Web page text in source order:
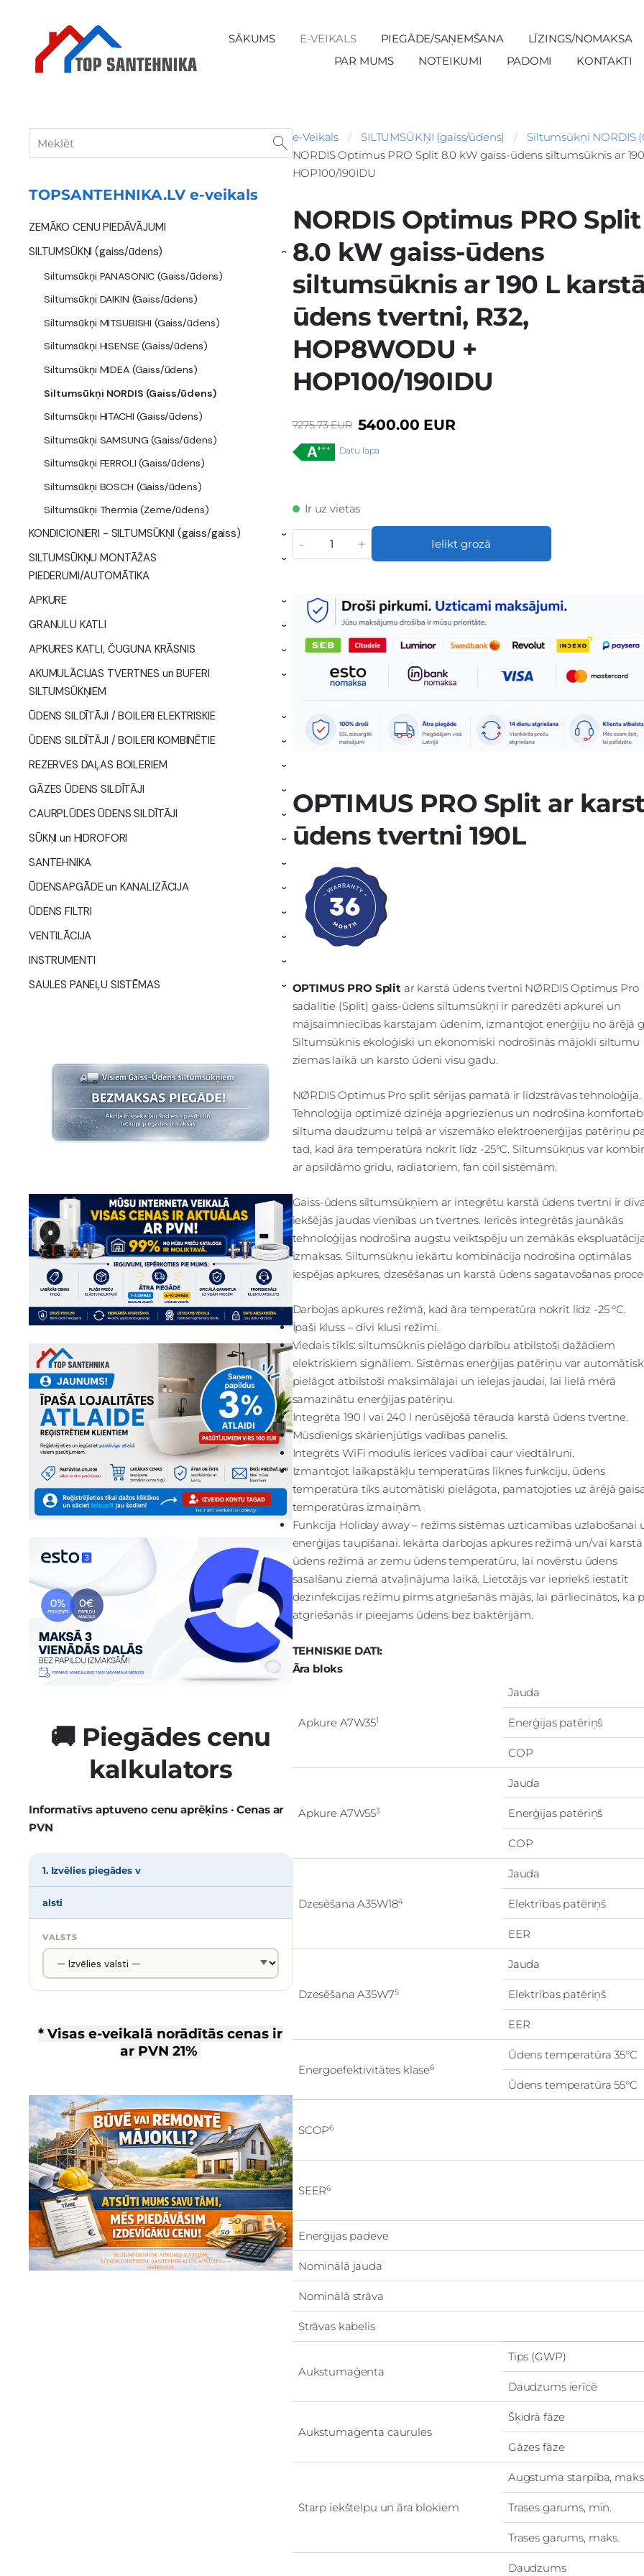
SĀKUMS E-VEIKALS PIEGĀDE/SAŅEMŠANA
LĪZINGS/NOMAKSA
PAR MUMS
NOTEIKUMI PADOMI KONTAKTI
TOPSANTEHNIKA.LV e-veikals
ZEMĀKO CENU PIEDĀVĀJUMI
SILTUMSŪKŅI (gaiss/ūdens)
Siltumsūkņi PANASONIC (Gaiss/ūdens)
Siltumsūkņi DAIKIN (Gaiss/ūdens)
Siltumsūkņi MITSUBISHI (Gaiss/ūdens)
Siltumsūkņi HISENSE (Gaiss/ūdens)
Siltumsūkņi MIDEA (Gaiss/ūdens)
Siltumsūkņi NORDIS (Gaiss/ūdens)
Siltumsūkņi HITACHI (Gaiss/ūdens)
Siltumsūkņi SAMSUNG (Gaiss/ūdens)
Siltumsūkņi FERROLI (Gaiss/ūdens)
Siltumsūkņi BOSCH (Gaiss/ūdens)
Siltumsūkņi Thermia (Zeme/ūdens)
›
KONDICIONIERI - SILTUMSŪKŅI (gaiss/gaiss) ›
SILTUMSŪKŅU MONTĀŽAS
PIEDERUMI/AUTOMĀTIKA
›
APKURE ›
GRANULU KATLI ›
APKURES KATLI, ČUGUNA KRĀSNIS ›
AKUMULĀCIJAS TVERTNES un BUFERI
SILTUMSŪKŅIEM
›
ŪDENS SILDĪTĀJI / BOILERI ELEKTRISKIE ›
ŪDENS SILDĪTĀJI / BOILERI KOMBINĒTIE ›
REZERVES DAĻAS BOILERIEM ›
GĀZES ŪDENS SILDĪTĀJI ›
CAURPLŪDES ŪDENS SILDĪTĀJI ›
SŪKŅI un HIDROFORI ›
SANTEHNIKA ›
ŪDENSAPGĀDE un KANALIZĀCIJA ›
ŪDENS FILTRI ›
VENTILĀCIJA ›
INSTRUMENTI ›
SAULES PANEĻU SISTĒMAS ›
🚚 Piegādes cenu
kalkulators
Informatīvs aptuveno cenu aprēķins · Cenas ar
PVN
1. Izvēlies piegādes v
alsti
VALSTS
* Visas e-veikalā norādītās cenas ir
ar PVN 21%
e-Veikals SILTUMSŪKŅI (gaiss/ūdens)
Siltumsūkņi NORDIS
NORDIS Optimus PRO Split 8.0 kW gaiss-ūdens siltumsūknis ar
HOP100/190IDU
NORDIS Optimus PRO Split
8.0 kW gaiss-ūdens
siltumsūknis ar 190 L
ūdens tvertni, R32,
HOP8WODU +
HOP100/190IDU
7275.73 EUR 5400.00 EUR
Datu lapa
Ir uz vietas
- + Ielikt grozā
OPTIMUS PRO Split ar
ūdens tvertni 190L
OPTIMUS PRO Split ar karstā ūdens tvertni NØRDIS Optimus Pro
sadalītie (Split) gaiss-ūdens siltumsūkņi ir paredzēti apkurei un
mājsaimniecības karstajam ūdenim, izmantojot enerģiju no ārējā
Siltumsūknis ekoloģiski un ekonomiski nodrošinās mājokli siltumu
ziemas laikā un karsto ūdeni visu gadu.
NØRDIS Optimus Pro split sērijas pamatā ir līdzstrāvas tehnoloģija.
Tehnoloģija optimizē dzinēja apgriezienus un nodrošina
siltuma daudzumu telpā ar viszemāko elektroenerģijas patēriņu
tad, kad āra temperatūra nokrīt līdz -25°C. Siltumsūkņus var
ar apsildāmo grīdu, radiatoriem, fan coil sistēmām.
Gaiss-ūdens siltumsūkņiem ar integrētu karstā ūdens tvertni ir
iekšējās jaudas vienības un tvertnes. Ierīcēs integrētās jaunākās
tehnoloģijas nodrošina augstu veiktspēju un zemākās
izmaksas. Siltumsūkņu iekārtu kombinācija nodrošina optimālas
iespējas apkures, dzesēšanas un karstā ūdens sagatavošanas
Darbojas apkures režīmā, kad āra temperatūra nokrīt līdz -25 °C.
Īpaši kluss – divi klusi režīmi.
Viedais tīkls: siltumsūknis pielāgo darbību atbilstoši dažādiem
elektriskiem signāliem. Sistēmas enerģijas patēriņu var
pielāgot atbilstoši maksimālajai un ielejas jaudai, lai lielā mērā
samazinātu enerģijas patēriņu.
Integrēta 190 l vai 240 l nerūsējošā tērauda karstā ūdens tvertne.
Mūsdienīgs skārienjūtīgs vadības panelis.
Integrēts WiFi modulis ierīces vadībai caur viedtālruni.
Izmantojot laikapstākļu temperatūras līknes funkciju, ūdens
temperatūra tiks automātiski pielāgota, pamatojoties uz ārējā
temperatūras izmaiņām.
Funkcija Holiday away – režīms sistēmas uzticamības uzlabošanai
enerģijas taupīšanai. Iekārta darbojas apkures režīmā un/vai karstā
ūdens režīmā ar zemu ūdens temperatūru, lai novērstu ūdens
sasalšanu ziemā atvaļinājuma laikā. Lietotājs var iepriekš iestatīt
dezinfekcijas režīmu pirms atgriešanās mājās, lai pārliecinātos, ka
atgriešanās ir pieejams ūdens bez baktērijām.
TEHNISKIE DATI:
Āra bloks
Apkure A7W351
Jauda
Enerģijas patēriņš
COP
Apkure A7W553
Jauda
Enerģijas patēriņš
COP
Dzesēšana A35W184
Jauda
Elektrības patēriņš
EER
Dzesēšana A35W75
Jauda
Elektrības patēriņš
EER
Energoefektivitātes klase6
Ūdens temperatūra 35°C
Ūdens temperatūra 55°C
SCOP6
SEER6
Enerģijas padeve
Nominālā jauda
Nominālā strāva
Strāvas kabelis
Aukstumaģenta
Tips (GWP)
Daudzums ierīcē
Aukstumaģenta caurules
Šķidrā fāze
Gāzes fāze
Starp iekštelpu un āra blokiem
Augstuma starpība,
Trases garums, min.
Trases garums, maks.
Daudzums